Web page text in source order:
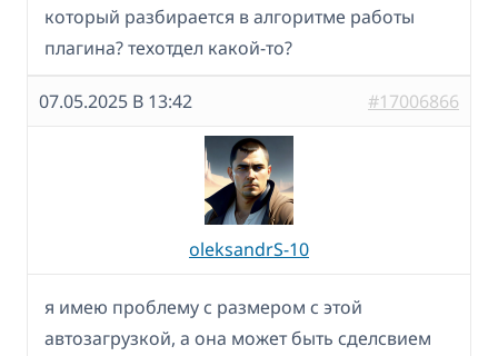
который разбирается в алгоритме работы
плагина? техотдел какой-то?
07.05.2025 В 13:42 #17006866
oleksandrS-10
я имею проблему с размером с этой
автозагрузкой, а она может быть сделсвием